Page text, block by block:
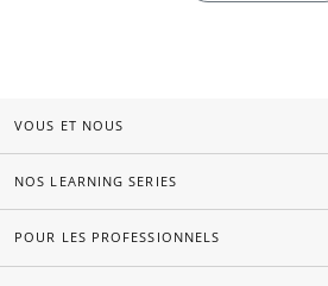
VOUS ET NOUS
NOS LEARNING SERIES
POUR LES PROFESSIONNELS